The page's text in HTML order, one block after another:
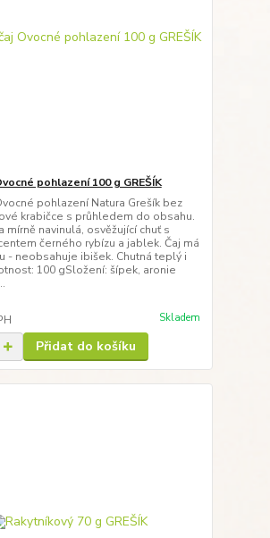
pohlazení 100 g GREŠÍK
pohlazení Natura Grešík bez
krabičce s průhledem do obsahu.
mírně navinulá, osvěžující chuť s
černého rybízu a jablek. Čaj má
- neobsahuje ibišek. Chutná teplý i
100 gSložení: šípek, aronie
Skladem
Přidat do košíku